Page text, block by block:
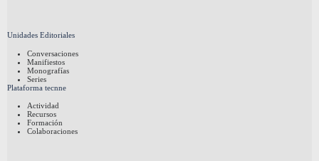
Unidades Editoriales
Conversaciones
Manifiestos
Monografías
Series
Plataforma tecnne
Actividad
Recursos
Formación
Colaboraciones